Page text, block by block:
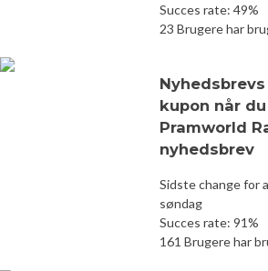
Succes rate: 49%
23 Brugere har
kupon når
Pramworld
nyhedsbrev
Sidste change for
søndag
Succes rate: 91%
161 Brugere har